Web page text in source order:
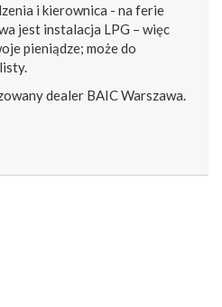
i kierownica - na ferie
jest instalacja LPG – więc
pieniądze; może do
dealer BAIC Warszawa.